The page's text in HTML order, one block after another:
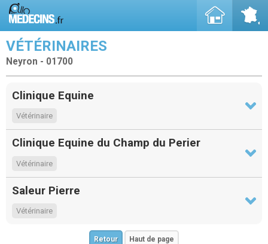
VÉTÉRINAIRES
Neyron - 01700
Clinique Equine
Vétérinaire
Clinique Equine du Champ du Perier
Vétérinaire
Saleur Pierre
Vétérinaire
Retour Haut de page